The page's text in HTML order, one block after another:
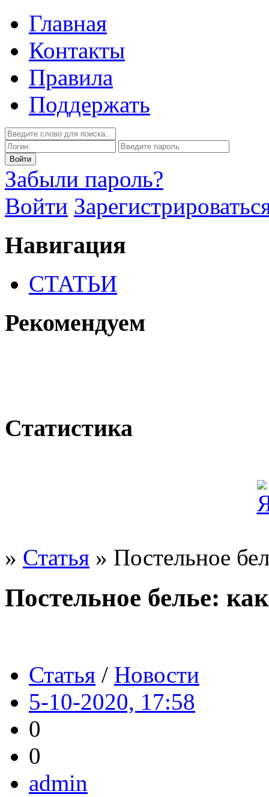
Главная
Контакты
Правила
Поддержать
Забыли пароль?
Войти
Навигация
СТАТЬИ
Рекомендуем
Статистика
» Статья » Постельное
Постельное белье:
Статья / Новости
5-10-2020, 17:58
0
0
admin